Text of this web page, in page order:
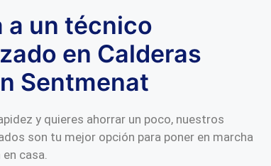
a un técnico
en Calderas
Sentmenat
y quieres ahorrar un poco, nuestros
son tu mejor opción para poner en marcha
casa.